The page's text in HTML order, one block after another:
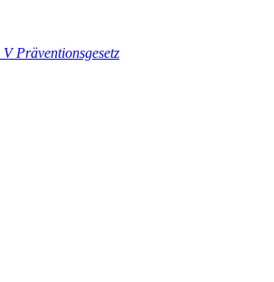
Präventionsgesetz